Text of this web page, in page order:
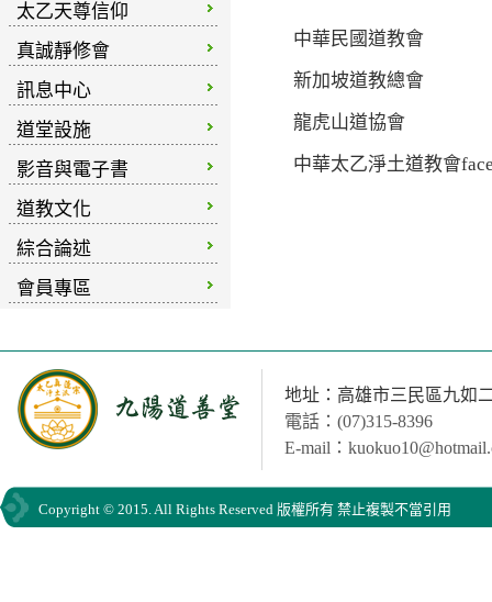
太乙天尊信仰
真誠靜修會
訊息中心
道堂設施
影音與電子書
道教文化
綜合論述
會員專區
中華民國道教會
新加坡道教總會
龍虎山道協會
中華太乙淨土道教會
地址：高雄市三民區九如
電話：(07)315-8396
E-mail：
Copyright © 2015. All Rights Reserved 版權所有 禁止複製不當引用